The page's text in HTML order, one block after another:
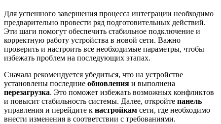
Для успешного завершения процесса интеграции необходимо
предварительно провести ряд подготовительных действий.
Эти шаги помогут обеспечить стабильное подключение и
корректную работу устройства в новой сети. Важно
проверить и настроить все необходимые параметры, чтобы
избежать проблем на последующих этапах.
Сначала рекомендуется убедиться, что на устройстве
установлены последние обновления и выполнена
перезагрузка. Это поможет избежать возможных конфликтов
и повысит стабильность системы. Далее, откройте панель
управления и перейдите к настройкам сети, где необходимо
внести изменения в соответствии с требованиями.